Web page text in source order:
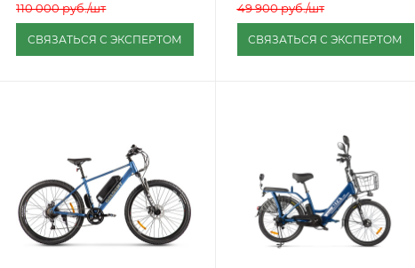
110 000руб./шт
СВЯЗАТЬСЯ С ЭКСПЕРТОМ
49 900руб./шт
СВЯЗАТЬСЯ С ЭКСПЕРТОМ